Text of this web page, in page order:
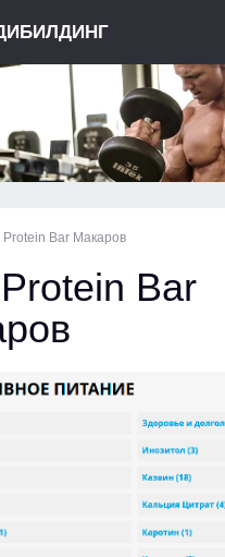
Protein Bar Макаров
Bar